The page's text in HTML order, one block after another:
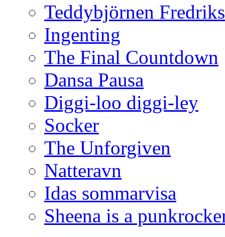
Teddybjörnen
Ingenting
The Final Countdown
Dansa Pausa
Diggi-loo diggi-ley
Socker
The Unforgiven
Natteravn
Idas sommarvisa
Sheena is a